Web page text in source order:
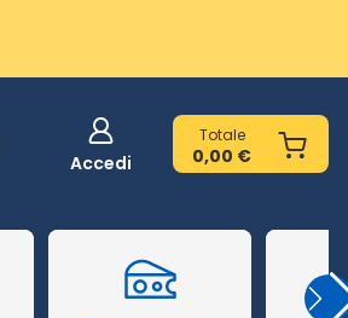
Accedi
Totale
0,00 €